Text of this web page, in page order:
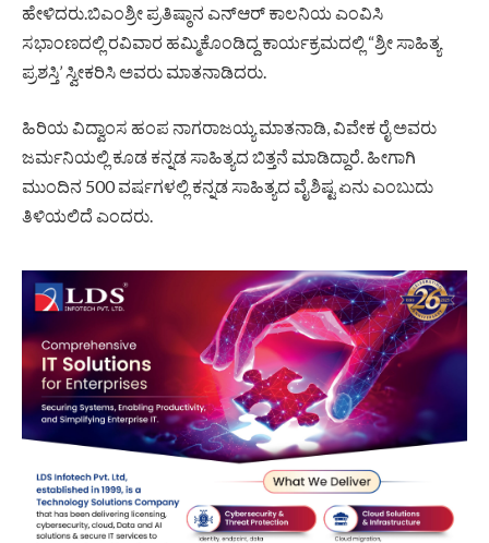
ಹೇಳಿದರು.ಬಿಎಂಶ್ರೀ ಪ್ರತಿಷ್ಠಾನ ಎನ್‌ಆರ್‌ ಕಾಲನಿಯ ಎಂವಿಸಿ
ಸಭಾಂಣದಲ್ಲಿ ರವಿವಾರ ಹಮ್ಮಿಕೊಂಡಿದ್ದ ಕಾರ್ಯಕ್ರಮದಲ್ಲಿ “ಶ್ರೀ ಸಾಹಿತ್ಯ
ಪ್ರಶಸ್ತಿ’ ಸ್ವೀಕರಿಸಿ ಅವರು ಮಾತನಾಡಿದರು.
ಹಿರಿಯ ವಿದ್ವಾಂಸ ಹಂಪ ನಾಗರಾಜಯ್ಯ ಮಾತನಾಡಿ, ವಿವೇಕ ರೈ ಅವರು
ಜರ್ಮನಿಯಲ್ಲಿ ಕೂಡ ಕನ್ನಡ ಸಾಹಿತ್ಯದ ಬಿತ್ತನೆ ಮಾಡಿದ್ದಾರೆ. ಹೀಗಾಗಿ
ಮುಂದಿನ 500 ವರ್ಷಗಳಲ್ಲಿ ಕನ್ನಡ ಸಾಹಿತ್ಯದ ವೈಶಿಷ್ಟ ಏನು ಎಂಬುದು
ತಿಳಿಯಲಿದೆ ಎಂದರು.